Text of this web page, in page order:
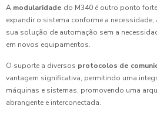
A modularidade do M340 é outro ponto
expandir o sistema conforme a
sua solução de automação sem a
em novos equipamentos.
O suporte a diversos protocolos de
vantagem significativa, permitindo uma
máquinas e sistemas, promovendo uma
abrangente e interconectada.